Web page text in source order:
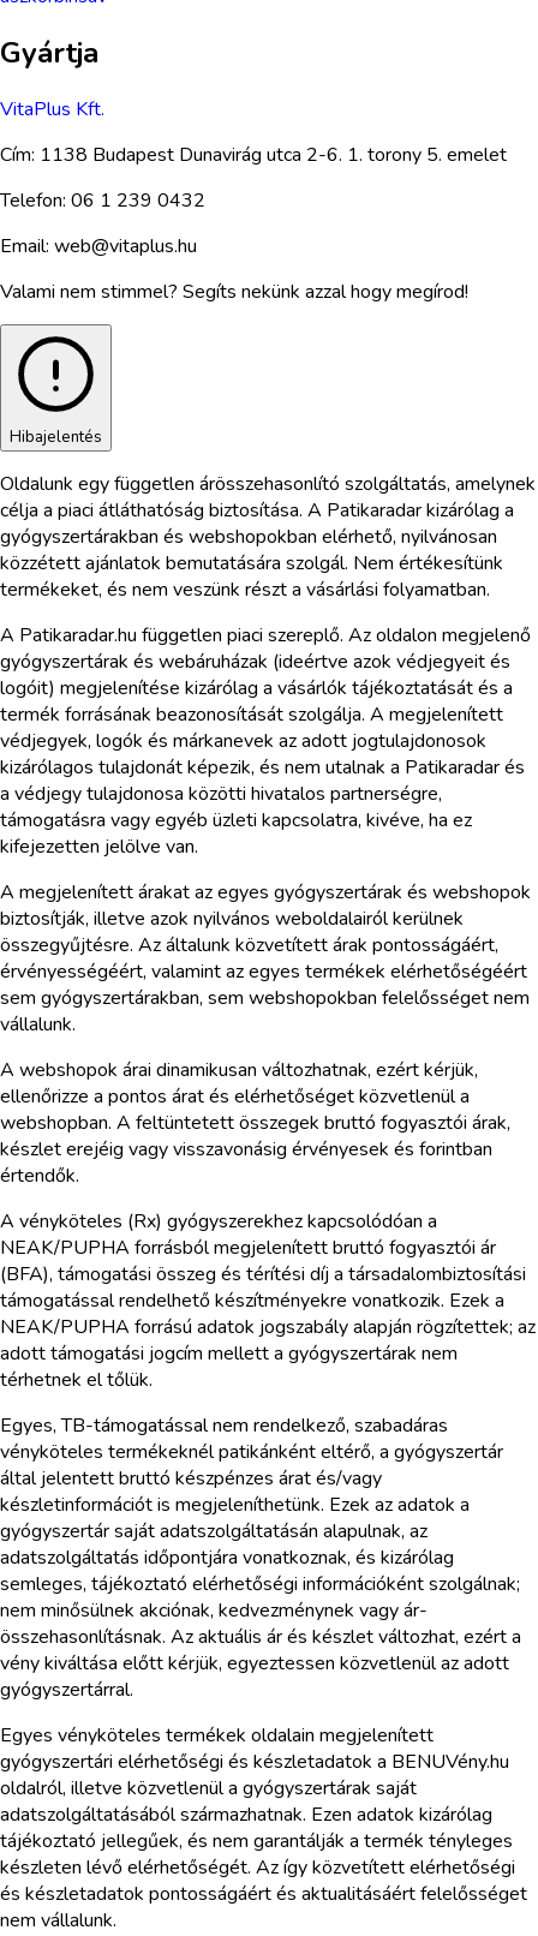
Gyártja
VitaPlus Kft.
Cím: 1138 Budapest Dunavirág utca 2-6. 1. torony 5. emelet
Telefon: 06 1 239 0432
Email: web@vitaplus.hu
Valami nem stimmel? Segíts nekünk azzal hogy megírod!
Hibajelentés
Oldalunk egy független árösszehasonlító szolgáltatás, amelynek
célja a piaci átláthatóság biztosítása. A Patikaradar kizárólag a
gyógyszertárakban és webshopokban elérhető, nyilvánosan
közzétett ajánlatok bemutatására szolgál. Nem értékesítünk
termékeket, és nem veszünk részt a vásárlási folyamatban.
A Patikaradar.hu független piaci szereplő. Az oldalon megjelenő
gyógyszertárak és webáruházak (ideértve azok védjegyeit és
logóit) megjelenítése kizárólag a vásárlók tájékoztatását és a
termék forrásának beazonosítását szolgálja. A megjelenített
védjegyek, logók és márkanevek az adott jogtulajdonosok
kizárólagos tulajdonát képezik, és nem utalnak a Patikaradar és
a védjegy tulajdonosa közötti hivatalos partnerségre,
támogatásra vagy egyéb üzleti kapcsolatra, kivéve, ha ez
kifejezetten jelölve van.
A megjelenített árakat az egyes gyógyszertárak és webshopok
biztosítják, illetve azok nyilvános weboldalairól kerülnek
összegyűjtésre. Az általunk közvetített árak pontosságáért,
érvényességéért, valamint az egyes termékek elérhetőségéért
sem gyógyszertárakban, sem webshopokban felelősséget nem
vállalunk.
A webshopok árai dinamikusan változhatnak, ezért kérjük,
ellenőrizze a pontos árat és elérhetőséget közvetlenül a
webshopban. A feltüntetett összegek bruttó fogyasztói árak,
készlet erejéig vagy visszavonásig érvényesek és forintban
értendők.
A vényköteles (Rx) gyógyszerekhez kapcsolódóan a
NEAK/PUPHA forrásból megjelenített bruttó fogyasztói ár
(BFA), támogatási összeg és térítési díj a társadalombiztosítási
támogatással rendelhető készítményekre vonatkozik. Ezek a
NEAK/PUPHA forrású adatok jogszabály alapján rögzítettek; az
adott támogatási jogcím mellett a gyógyszertárak nem
térhetnek el tőlük.
Egyes, TB-támogatással nem rendelkező, szabadáras
vényköteles termékeknél patikánként eltérő, a gyógyszertár
által jelentett bruttó készpénzes árat és/vagy
készletinformációt is megjeleníthetünk. Ezek az adatok a
gyógyszertár saját adatszolgáltatásán alapulnak, az
adatszolgáltatás időpontjára vonatkoznak, és kizárólag
semleges, tájékoztató elérhetőségi információként szolgálnak;
nem minősülnek akciónak, kedvezménynek vagy ár-
összehasonlításnak. Az aktuális ár és készlet változhat, ezért a
vény kiváltása előtt kérjük, egyeztessen közvetlenül az adott
gyógyszertárral.
Egyes vényköteles termékek oldalain megjelenített
gyógyszertári elérhetőségi és készletadatok a BENUVény.hu
oldalról, illetve közvetlenül a gyógyszertárak saját
adatszolgáltatásából származhatnak. Ezen adatok kizárólag
tájékoztató jellegűek, és nem garantálják a termék tényleges
készleten lévő elérhetőségét. Az így közvetített elérhetőségi
és készletadatok pontosságáért és aktualitásáért felelősséget
nem vállalunk.